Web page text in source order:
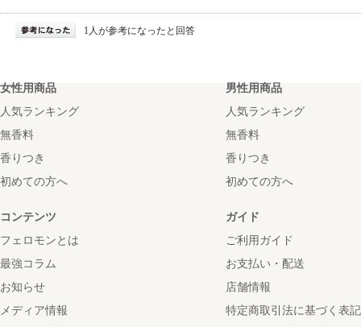
1人が参考になったと回答
女性用商品
人気ランキング
無香料
香りつき
初めての方へ
男性用商品
人気ランキング
無香料
香りつき
初めての方へ
コンテンツ
フェロモンとは
最強コラム
お知らせ
メディア情報
ガイド
ご利用ガイド
お支払い・配送
店舗情報
特定商取引法に基づく表記